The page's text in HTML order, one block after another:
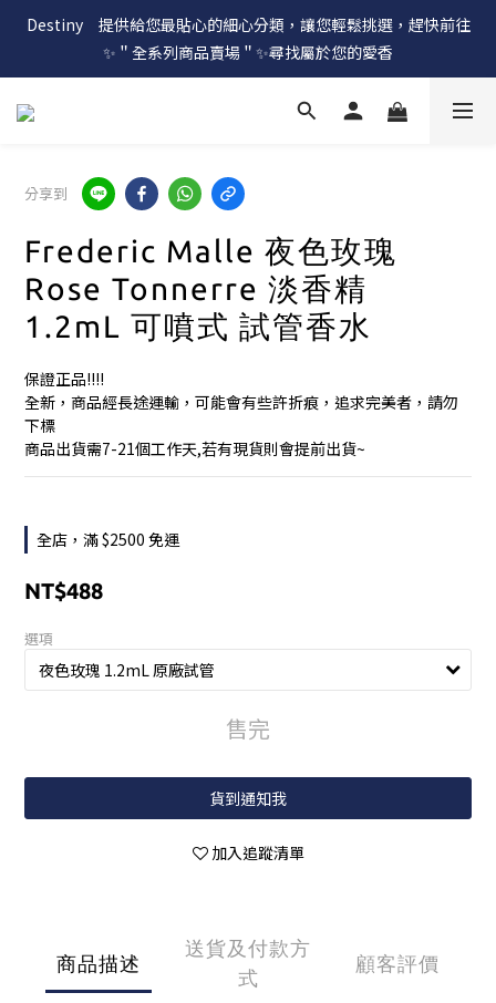
Destiny　提供給您最貼心的細心分類，讓您輕鬆挑選，趕快前往
✨＂全系列商品賣場＂✨尋找屬於您的愛香
分享到
Frederic Malle 夜色玫瑰
Rose Tonnerre 淡香精
1.2mL 可噴式 試管香水
保證正品!!!!
全新，商品經長途運輸，可能會有些許折痕，追求完美者，請勿
下標
商品出貨需7-21個工作天,若有現貨則會提前出貨~
全店，滿 $2500 免運
NT$488
選項
售完
貨到通知我
加入追蹤清單
商品描述
送貨及付款方
式
顧客評價